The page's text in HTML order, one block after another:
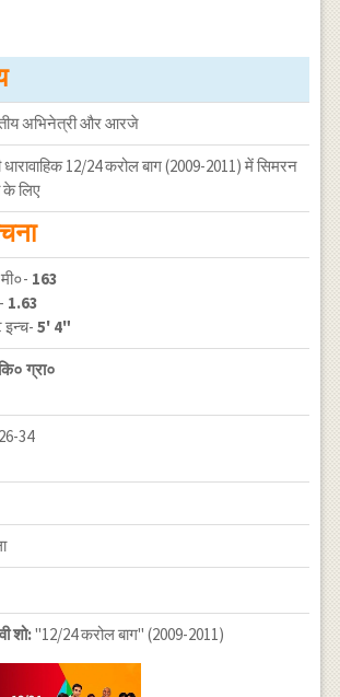
अभिनेत्री और आरजे
धारावाहिक 12/24 करोल बाग (2009-2011) में सिमरन
के लिए
163
1.63
इन्च- 5' 4"
ग्रा०
34
शो:"12/24 करोल बाग" (2009-2011)